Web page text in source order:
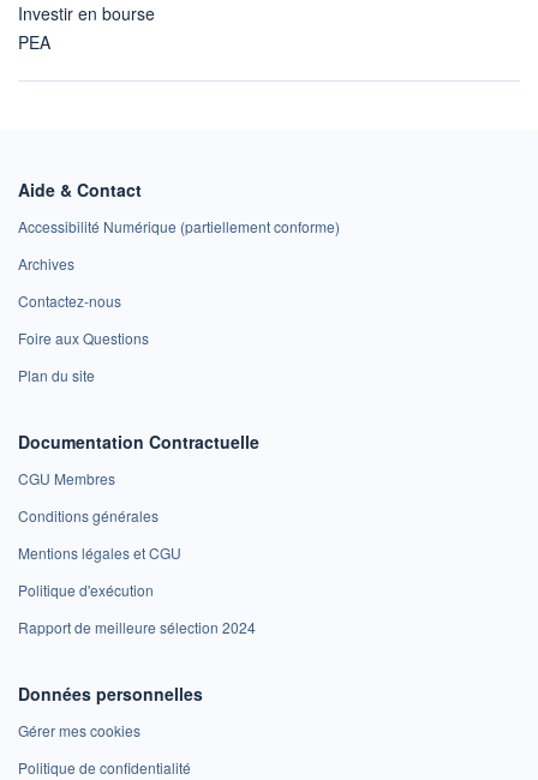
Investir en bourse
PEA
Aide & Contact
Accessibilité Numérique (partiellement conforme)
Archives
Contactez-nous
Foire aux Questions
Plan du site
Documentation Contractuelle
CGU Membres
Conditions générales
Mentions légales et CGU
Politique d'exécution
Rapport de meilleure sélection 2024
Données personnelles
Gérer mes cookies
Politique de confidentialité